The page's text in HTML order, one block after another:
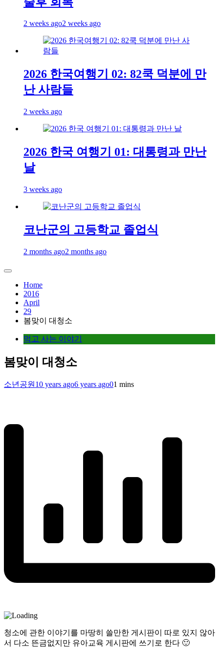
2 weeks ago2 weeks ago
2026 한국여행기 02: 82쿡 덕분에 만
난 사람들
2 weeks ago
2026 한국 여행기 01: 대통령과 만난
날
3 weeks ago
코난군의 고등학교 졸업식
2 months ago2 months ago
Home
2016
April
29
봄맞이 대청소
먹고 사는 이야기
봄맞이 대청소
소년공원 10 years ago6 years ago01 mins
청소에 관한 이야기를 마땅히 쓸만한 게시판이 따로 있지 않아
서 다소 뜬금없지만 유아교육 게시판에 쓰기로 한다 🙂